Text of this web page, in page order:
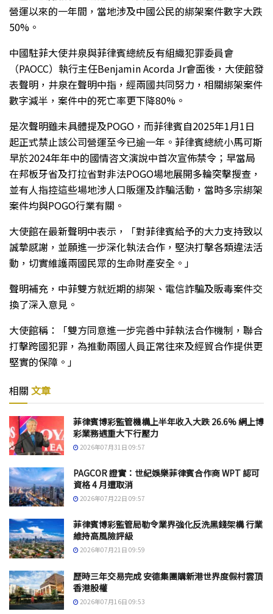
營運以來的一年間，當地涉及中國公民的綁架案件數字大跌
50%。
中國駐菲大使井泉與菲律賓總統反有組織犯罪委員會
（PAOCC）執行主任Benjamin Acorda Jr會面後，大使館發
表聲明，井泉在聲明中指，經兩國共同努力，相關綁架案件
數字減半，案件中的死亡率更下降80%。
是次聲明雖未具體提及POGO，而菲律賓自2025年1月1日
起正式禁止該公司營運至今已逾一年。菲律賓總統小馬可斯
早於2024年年中的國情咨文演說中首次宣佈禁令；早當局
在邦板牙省及打拉省對非法POGO場地展開多輪突擊搜查，
並有人指控這些場地涉人口販運及詐騙活動，當時多宗綁架
案件均與POGO行業有關。
大使館在最新聲明中表示，「對菲律賓給予的大力支持致以
誠摯感謝，並願進一步深化執法合作，堅決打擊各類違法活
動，切實維護兩國民眾的生命財產安全。」
聲明補充，中菲雙方就近期的綁架、電信詐騙及販毒案件交
換了深入意見。
大使館稱：「雙方同意進一步完善中菲執法合作機制，聯合
打擊跨國犯罪，為推動兩國人員正常往來及經貿合作提供更
堅實的保障。」
相關 文章
菲律賓博彩監管機構上半年收入大跌 26.6% 網上博
彩業務遇重大下行壓力
2026年07月31日 09:57
PAGCOR 證實：世紀娛樂菲律賓合作商 WPT 認可
資格 4 月遭取消
2026年07月22日 09:57
菲律賓博彩監管局勒令業界強化反洗黑錢架構 行業
維持高風險評級
2026年07月21日 09:59
歷時三年交易完成 安德集團購新港世界度假村雲頂
香港股權
2026年07月16日 09:53